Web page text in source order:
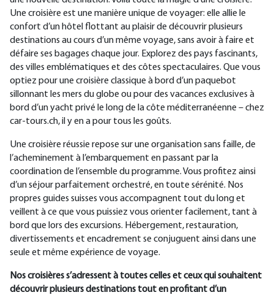
Une croisière est une manière unique de voyager: elle allie le
confort d’un hôtel flottant au plaisir de découvrir plusieurs
destinations au cours d’un même voyage, sans avoir à faire et
défaire ses bagages chaque jour. Explorez des pays fascinants,
des villes emblématiques et des côtes spectaculaires. Que vous
optiez pour une croisière classique à bord d’un paquebot
sillonnant les mers du globe ou pour des vacances exclusives à
bord d’un yacht privé le long de la côte méditerranéenne – chez
car-tours.ch, il y en a pour tous les goûts.
Une croisière réussie repose sur une organisation sans faille, de
l’acheminement à l’embarquement en passant par la
coordination de l’ensemble du programme. Vous profitez ainsi
d’un séjour parfaitement orchestré, en toute sérénité. Nos
propres guides suisses vous accompagnent tout du long et
veillent à ce que vous puissiez vous orienter facilement, tant à
bord que lors des excursions. Hébergement, restauration,
divertissements et encadrement se conjuguent ainsi dans une
seule et même expérience de voyage.
Nos croisières s’adressent à toutes celles et ceux qui souhaitent
découvrir plusieurs destinations tout en profitant d’un